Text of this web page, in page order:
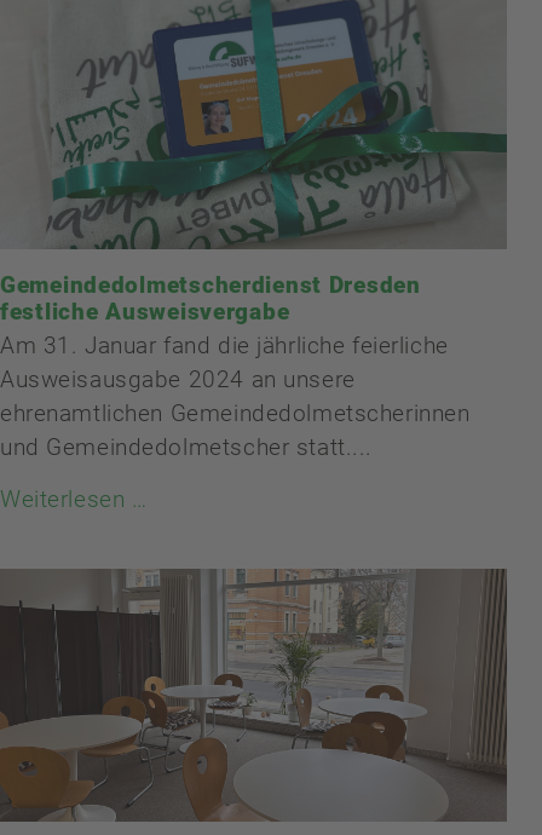
Gemeindedolmetscherdienst Dresden
festliche Ausweisvergabe
Am 31. Januar fand die jährliche feierliche
Ausweisausgabe 2024 an unsere
ehrenamtlichen Gemeindedolmetscherinnen
und Gemeindedolmetscher statt....
Weiterlesen …